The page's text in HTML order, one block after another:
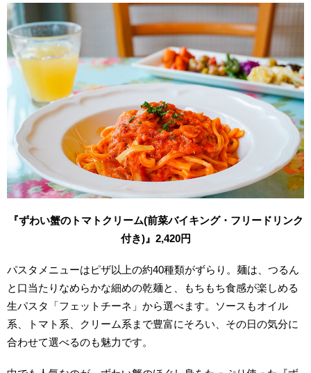
『ずわい蟹のトマトクリーム(前菜バイキング・フリードリンク
付き)』2,420円
パスタメニューはピザ以上の約40種類がずらり。麺は、つるん
と口当たりなめらかな細めの乾麺と、もちもち食感が楽しめる
生パスタ「フェットチーネ」から選べます。ソースもオイル
系、トマト系、クリーム系まで豊富にそろい、その日の気分に
合わせて選べるのも魅力です。